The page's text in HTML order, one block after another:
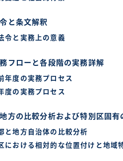
と条文解釈
令と実務上の意義
フローと各段階の実務詳解
年度の実務プロセス
度の実務プロセス
方の比較分析および特別区固有
と地方自治体の比較分析
における相対的な位置付けと地域